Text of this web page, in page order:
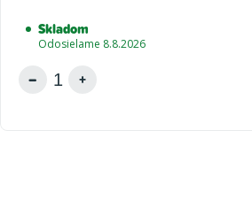
Skladom
Odosielame 8.8.2026